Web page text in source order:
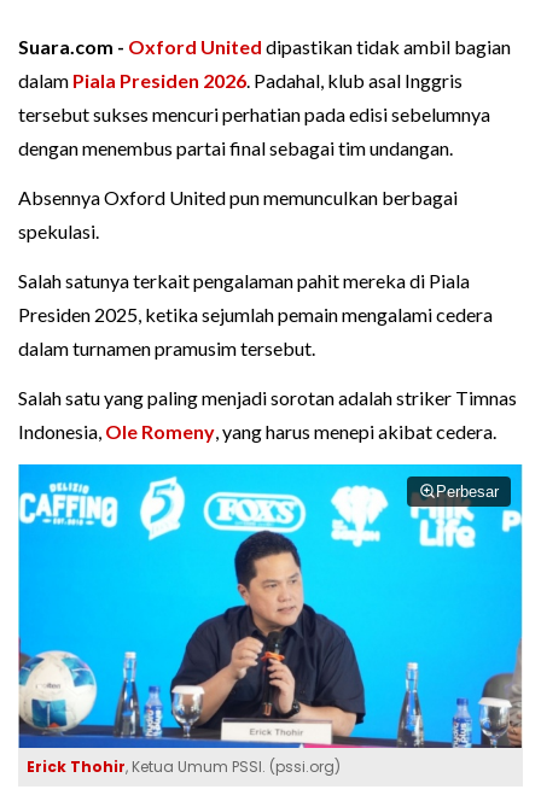
Suara.com - Oxford United dipastikan tidak ambil bagian
dalam Piala Presiden 2026. Padahal, klub asal Inggris
tersebut sukses mencuri perhatian pada edisi sebelumnya
dengan menembus partai final sebagai tim undangan.
Absennya Oxford United pun memunculkan berbagai
spekulasi.
Salah satunya terkait pengalaman pahit mereka di Piala
Presiden 2025, ketika sejumlah pemain mengalami cedera
dalam turnamen pramusim tersebut.
Salah satu yang paling menjadi sorotan adalah striker Timnas
Indonesia, Ole Romeny, yang harus menepi akibat cedera.
Perbesar
Erick Thohir, Ketua Umum PSSI. (pssi.org)